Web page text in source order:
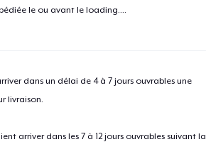
le ou avant le loading....
dans un délai de 4 à 7 jours ouvrables une
livraison.
arriver dans les 7 à 12 jours ouvrables suivant la
Vérification